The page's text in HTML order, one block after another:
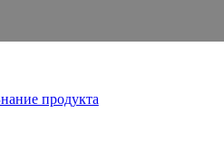
продукта